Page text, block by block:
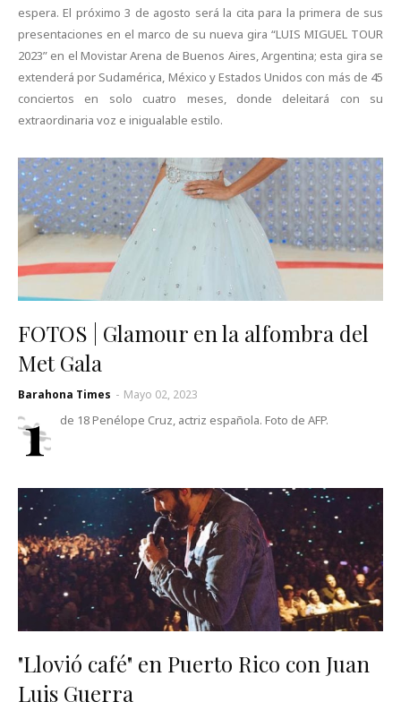
espera. El próximo 3 de agosto será la cita para la primera de sus
presentaciones en el marco de su nueva gira “LUIS MIGUEL TOUR
2023” en el Movistar Arena de Buenos Aires, Argentina; esta gira se
extenderá por Sudamérica, México y Estados Unidos con más de 45
conciertos en solo cuatro meses, donde deleitará con su
extraordinaria voz e inigualable estilo.
FOTOS | Glamour en la alfombra del
Met Gala
Barahona Times - Mayo 02, 2023
1 de 18 Penélope Cruz, actriz española. Foto de AFP.
"Llovió café" en Puerto Rico con Juan
Luis Guerra